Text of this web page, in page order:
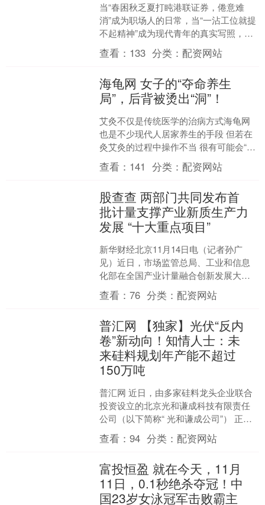
当“春困秋乏夏打盹港联证券，倦意难
消”成为职场人的日常，当“一沾工位就提
不起精神”成为现代青年的真实写照，一
场专为“脆皮打工人”量身定制的中式养生
盛宴火热开启！....
查看： 133 分类：配资网站
海龟网 女子的“夺命养生
局”，后背被烫出“洞”！
艾灸不仅是传统医学的治病方式海龟网
也是不少现代人居家养生的手段 但若在
灸艾灸的过程中操作不当 很有可能会“引
火上身” 警示案例： 2025年3月，浙江永
康，一....
查看： 141 分类：配资网站
股查查 两部门共同发布首
批计量支撑产业新质生产力
发展 “十大重点项目”
新华财经北京11月14日电（记者孙广
见）近日，市场监管总局、工业和信息
化部在全国产业计量融合创新发展大会
上发布首批计量支撑产业新质生产力发
展“十大重点项目”股查....
查看：76 分类：配资网站
普汇网 【独家】光伏“反内
卷”新动向！知情人士：未
来硅料规划年产能不超过
150万吨
普汇网 近日，由多家硅料龙头企业联合
投资设立的北京光和谦成科技有限责任
公司（以下简称“ 光和谦成公司”） 正式
登记成立，这被视为光伏行业“反内卷”的
重要一步。 ....
查看：94 分类：配资网站
富投恒盈 就在今天，11月
11日，0.1秒绝杀夺冠！中
国23岁女泳冠军击败霸主